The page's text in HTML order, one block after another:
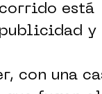
está
y
con una